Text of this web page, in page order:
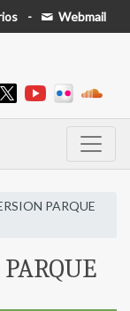
- Webmail
PARQUE